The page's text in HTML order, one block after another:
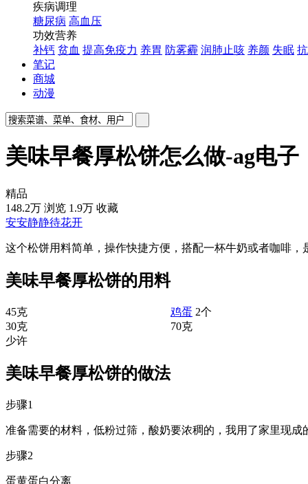
疾病调理
糖尿病 高血压
功效营养
补钙 贫血 提高免疫力 养胃 防雾霾 润肺止咳 养颜 失眠
笔记
商城
动漫
美味早餐厚松饼怎么做-ag电子
精品
148.2万 浏览 1.9万 收藏
安安静静待花开
这个松饼用料简单，操作快捷方便，搭配一杯牛奶或者咖啡
美味早餐厚松饼的用料
45克 鸡蛋 2个
30克
70克
少许
美味早餐厚松饼的做法
步骤1
准备需要的材料，低粉过筛，酸奶要浓稠的，我用了家里现成
步骤2
蛋黄蛋白分离